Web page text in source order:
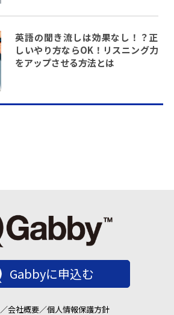
英語の聞き流しは効果なし！？正
しいやり方ならOK！リスニング力
をアップさせる方法とは
Gabbyに申込む
／会社概要／個人情報保護方針